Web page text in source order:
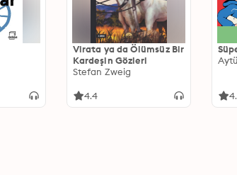
Virata ya da Ölümsüz Bir
Kardeşin Gözleri
Stefan Zweig
4.4